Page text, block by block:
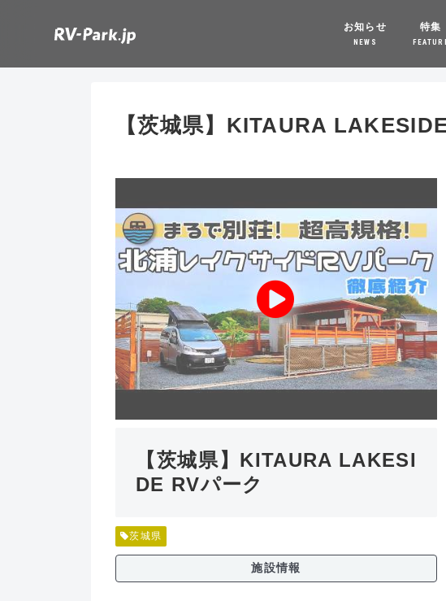
お知らせ
NEWS
特集
【茨城県】KITAURA
【茨城県】KITAURA LAKESI
DE RVパーク
茨城県
施設情報